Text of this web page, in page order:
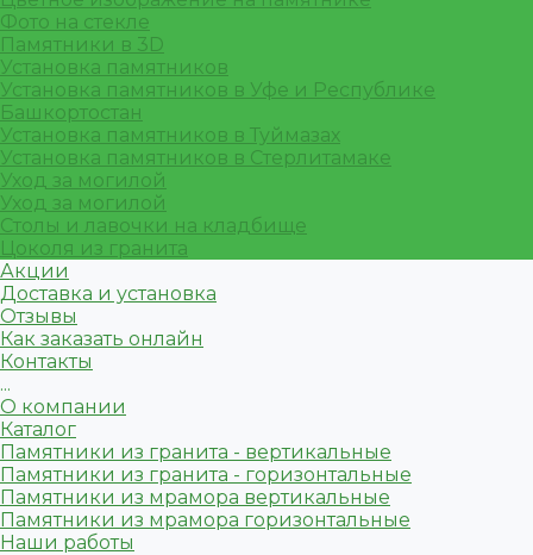
Фото на стекле
Памятники в 3D
Установка памятников
Установка памятников в Уфе и Республике
Башкортостан
Установка памятников в Туймазах
Установка памятников в Стерлитамаке
Уход за могилой
Уход за могилой
Столы и лавочки на кладбище
Цоколя из гранита
Акции
Доставка и установка
Отзывы
Как заказать онлайн
Контакты
...
О компании
Каталог
Памятники из гранита - вертикальные
Памятники из гранита - горизонтальные
Памятники из мрамора вертикальные
Памятники из мрамора горизонтальные
Наши работы